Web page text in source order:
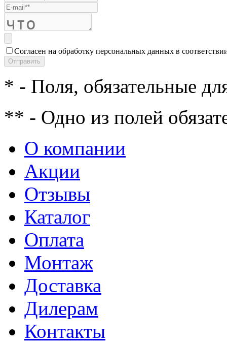
Согласен на обработку персональных данных в
* - Поля, обязательные
** - Одно из полей
О компании
Акции
Отзывы
Каталог
Оплата
Монтаж
Доставка
Дилерам
Контакты